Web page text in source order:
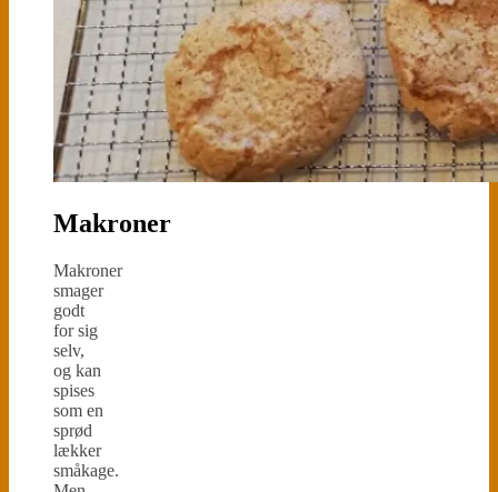
Makroner
Makroner
smager
godt
for sig
selv,
og kan
spises
som en
sprød
lækker
småkage.